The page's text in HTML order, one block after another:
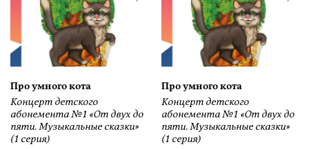
Про умного кота
Концерт детского
абонемента №1 «От двух до
пяти. Музыкальные сказки»
(1 серия)
Про умного кота
Концерт детского
абонемента №1 «От двух до
пяти. Музыкальные сказки»
(1 серия)